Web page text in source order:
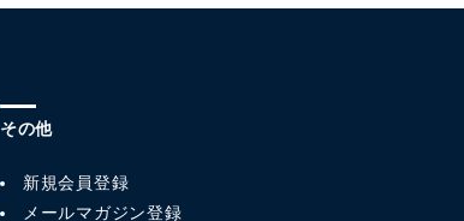
その他
新規会員登録
メールマガジン登録